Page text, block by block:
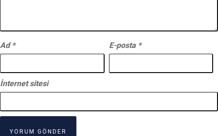
Ad * E-posta *
İnternet sitesi